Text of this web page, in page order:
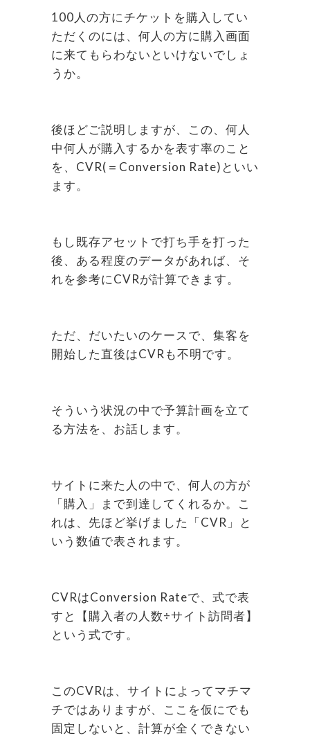
100人の方にチケットを購入してい
ただくのには、何人の方に購入画面
に来てもらわないといけないでしょ
うか。
後ほどご説明しますが、この、何人
中何人が購入するかを表す率のこと
を、CVR(＝Conversion Rate)といい
ます。
もし既存アセットで打ち手を打った
後、ある程度のデータがあれば、そ
れを参考にCVRが計算できます。
ただ、だいたいのケースで、集客を
開始した直後はCVRも不明です。
そういう状況の中で予算計画を立て
る方法を、お話します。
サイトに来た人の中で、何人の方が
「購入」まで到達してくれるか。こ
れは、先ほど挙げました「CVR」と
いう数値で表されます。
CVRはConversion Rateで、式で表
すと【購入者の人数÷サイト訪問者】
という式です。
このCVRは、サイトによってマチマ
チではありますが、ここを仮にでも
固定しないと、計算が全くできない